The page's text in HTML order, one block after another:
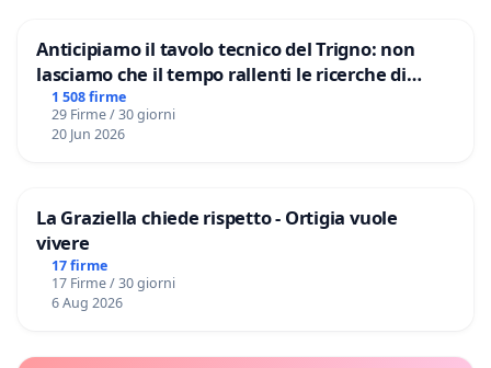
Anticipiamo il tavolo tecnico del Trigno: non
lasciamo che il tempo rallenti le ricerche di
Domenico Racanati
1 508 firme
29 Firme / 30 giorni
20 Jun 2026
La Graziella chiede rispetto - Ortigia vuole
vivere
17 firme
17 Firme / 30 giorni
6 Aug 2026